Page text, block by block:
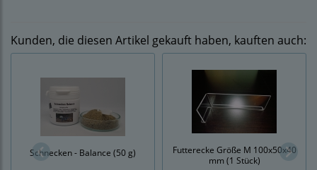
Kunden, die diesen Artikel gekauft haben, kauften auch:
Schnecken - Balance (50 g)
Futterecke Größe M 100x50x40
mm (1 Stück)